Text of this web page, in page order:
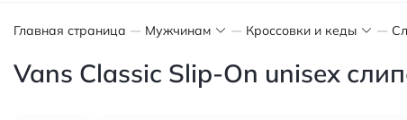
Главная страница Мужчинам Кроссовки и кеды
Vans Classic Slip-On unisex